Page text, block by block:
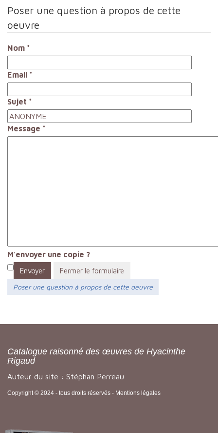
Poser une question à propos de cette
oeuvre
Nom *
Email *
Sujet *
Message *
M'envoyer une copie ?
Envoyer
Fermer le formulaire
Poser une question à propos de cette oeuvre
Catalogue raisonné des œuvres de Hyacinthe
Rigaud
Auteur du site : Stéphan Perreau
Copyright © 2024 - tous droits réservés - Mentions légales